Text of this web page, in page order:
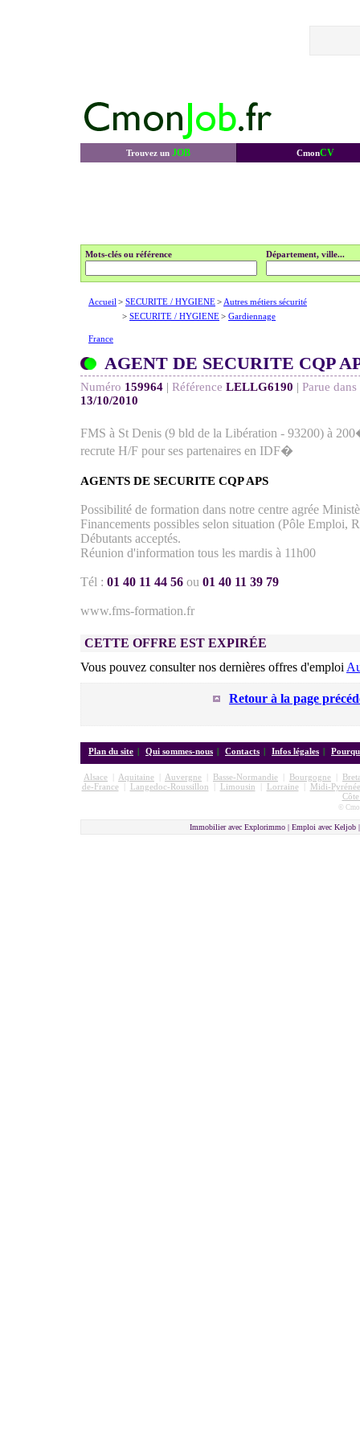
Trouvez un JOB CmonCV
Mots-clés ou référence Département, ville...
Accueil > SECURITE / HYGIENE> Autres métiers sécurité
> SECURITE / HYGIENE> Gardiennage
France
AGENT DE SECURITE CQP
Numéro 159964 | Référence LELLG6190 | Parue
13/10/2010
FMS à St Denis (9 bld de la Libération - 93200) à
recrute H/F pour ses partenaires en IDF�
AGENTS DE SECURITE CQP APS
Possibilité de formation dans notre centre agrée
Financements possibles selon situation (Pôle Emploi,
Débutants acceptés.
Réunion d'information tous les mardis à 11h00
Tél : 01 40 11 44 56 ou 01 40 11 39 79
www.fms-formation.fr
CETTE OFFRE EST EXPIRÉE
Vous pouvez consulter nos dernières offres d'emploi
Retour à la page
Plan du site | Qui sommes-nous | Contacts | Infos légales |
Alsace Aquitaine Auvergne Basse-Normandie Bourgogne
de-France| Langedoc-Roussillon Limousin Lorraine|
Midi-
©
Immobilier avec Explorimmo | Emploi avec Keljob